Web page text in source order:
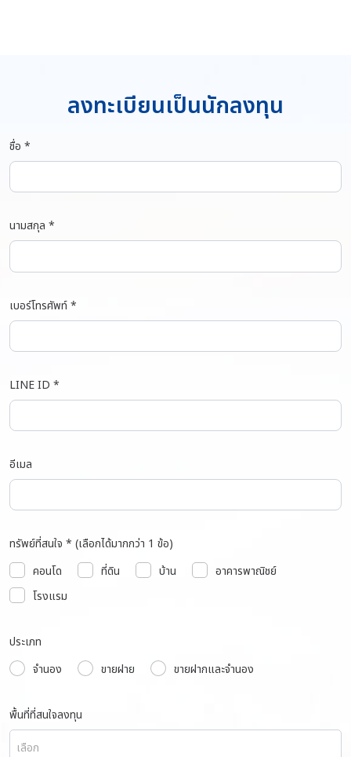
ลงทะเบียนเป็นนักลงทุน
ชื่อ *
นามสกุล *
เบอร์โทรศัพท์ *
LINE ID *
อีเมล
ทรัพย์ที่สนใจ * (เลือกได้มากกว่า 1 ข้อ)
คอนโด
ที่ดิน บ้าน
อาคารพาณิชย์
โรงแรม
ประเภท
จำนอง
ขายฝาย ขายฝากและจำนอง
พื้นที่ที่สนใจลงทุน
เลือก